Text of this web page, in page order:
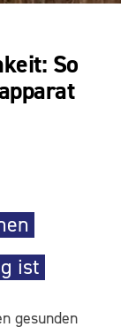
So
ist
gesunden